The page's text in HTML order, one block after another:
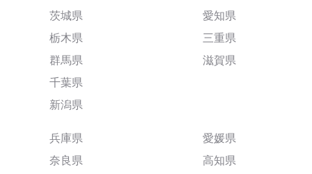
茨城県
栃木県
群馬県
千葉県
新潟県
愛知県
三重県
滋賀県
兵庫県
奈良県
愛媛県
高知県